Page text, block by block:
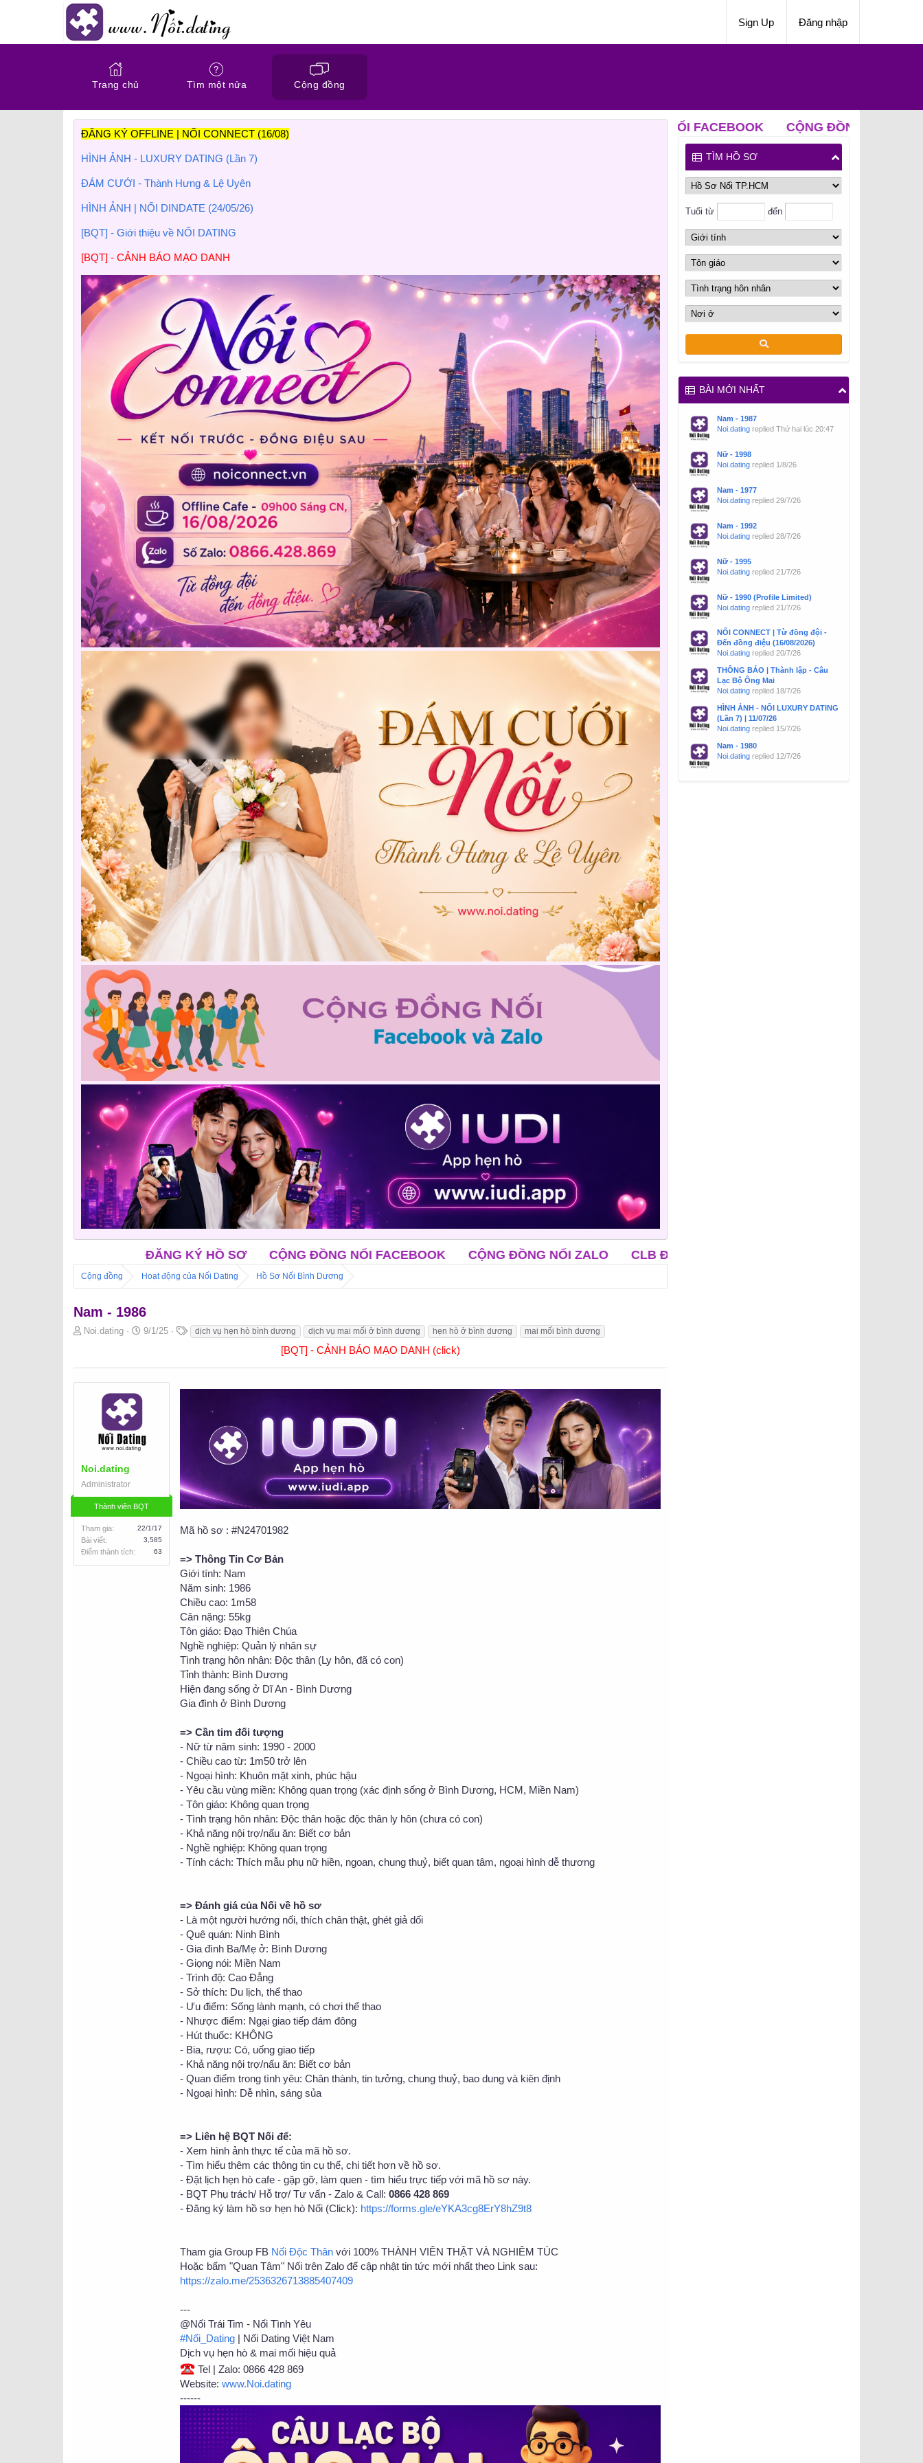
Sign Up Đăng nhập
Trang chủ Tìm một nửa Cộng đồng
ĐĂNG KÝ OFFLINE | NỐI CONNECT (16/08)
HÌNH ẢNH - LUXURY DATING (Lần 7)
ĐÁM CƯỚI - Thành Hưng & Lệ Uyên
HÌNH ẢNH | NỐI DINDATE (24/05/26)
[BQT] - Giới thiệu về NỐI DATING
[BQT] - CẢNH BÁO MẠO DANH
CỘNG ĐỒNG NỐI FACEBOOK CỘNG ĐỒNG NỐI ZALO CLB ĐỘC THÂN TRUNG NIÊN
Cộng đồng Hoạt động của Nối Dating Hồ Sơ Nối Bình Dương
Nam - 1986
B
đ
ầ
Noi.dating
N
y
b
u
9/1/25 dịch vụ hẹn hò bình dương dịch vụ mai mối ở bình dương hẹn hò ở bình dương mai mối bình dương
[BQT] - CẢNH BÁO MẠO DANH (click)
Noi.dating
Administrator
Thành viên BQT
Tham gia 22/1/17
Bài viết 3,585
Điểm thành tích 63
Mã hồ sơ : #N24701982
=> Thông Tin Cơ Bản
Giới tính: Nam
Năm sinh: 1986
Chiều cao: 1m58
Cân nặng: 55kg
Tôn giáo: Đạo Thiên Chúa
Nghề nghiệp: Quản lý nhân sự
Tình trạng hôn nhân: Độc thân (Ly hôn, đã có con)
Tỉnh thành: Bình Dương
Hiện đang sống ở Dĩ An - Bình Dương
Gia đình ở Bình Dương
=> Cần tim đối tượng
- Nữ từ năm sinh: 1990 - 2000
- Chiều cao từ: 1m50 trở lên
- Ngoại hình: Khuôn mặt xinh, phúc hậu
- Yêu cầu vùng miền: Không quan trọng (xác định sống ở Bình Dương, HCM, Miền Nam)
- Tôn giáo: Không quan trọng
- Tình trạng hôn nhân: Độc thân hoặc độc thân ly hôn (chưa có con)
- Khả năng nội trợ/nấu ăn: Biết cơ bản
- Nghề nghiệp: Không quan trọng
- Tính cách: Thích mẫu phụ nữ hiền, ngoan, chung thuỷ, biết quan tâm, ngoại hình dễ thương
=> Đánh giá của Nối về hồ sơ
- Là một người hướng nối, thích chân thật, ghét giả dối
- Quê quán: Ninh Bình
- Gia đình Ba/Mẹ ở: Bình Dương
- Giọng nói: Miền Nam
- Trình độ: Cao Đẳng
- Sở thích: Du lịch, thể thao
- Ưu điểm: Sống lành mạnh, có chơi thể thao
- Nhược điểm: Ngại giao tiếp đám đông
- Hút thuốc: KHÔNG
- Bia, rượu: Có, uống giao tiếp
- Khả năng nội trợ/nấu ăn: Biết cơ bản
- Quan điểm trong tình yêu: Chân thành, tin tưởng, chung thuỷ, bao dung và kiên định
- Ngoại hình: Dễ nhìn, sáng sủa
=> Liên hệ BQT Nối để:
- Xem hình ảnh thực tế của mã hồ sơ.
- Tìm hiểu thêm các thông tin cụ thể, chi tiết hơn về hồ sơ.
- Đặt lịch hẹn hò cafe - gặp gỡ, làm quen - tìm hiểu trực tiếp với mã hồ sơ này.
- BQT Phụ trách/ Hỗ trợ/ Tư vấn - Zalo & Call: 0866 428 869
- Đăng ký làm hồ sơ hẹn hò Nối (Click): https://forms.gle/eYKA3cg8ErY8hZ9t8
Tham gia Group FB Nối Độc Thân với 100% THÀNH VIÊN THẬT VÀ NGHIÊM TÚC
Hoặc bấm "Quan Tâm" Nối trên Zalo để cập nhật tin tức mới nhất theo Link sau:
https://zalo.me/2536326713885407409
---
@Nối Trái Tim - Nối Tình Yêu
#Nối_Dating | Nối Dating Việt Nam
Dịch vụ hẹn hò & mai mối hiệu quả
Tel | Zalo: 0866 428 869
Website: www.Noi.dating
------
CỘNG ĐỒNG NỐI FACEBOOK CỘNG ĐỒNG NỐI ZALO
TÌM HỒ SƠ
Tuổi từ đến
BÀI MỚI NHẤT
Nam - 1987
Noi.dating replied Thứ hai lúc 20:47
Nữ - 1998
Noi.dating replied 1/8/26
Nam - 1977
Noi.dating replied 29/7/26
Nam - 1992
Noi.dating replied 28/7/26
Nữ - 1995
Noi.dating replied 21/7/26
Nữ - 1990 (Profile Limited)
Noi.dating replied 21/7/26
NỐI CONNECT | Từ đồng đội -
Đến đồng điệu (16/08/2026)
Noi.dating replied 20/7/26
THÔNG BÁO | Thành lập - Câu
Lạc Bộ Ông Mai
Noi.dating replied 18/7/26
HÌNH ẢNH - NỐI LUXURY DATING
(Lần 7) | 11/07/26
Noi.dating replied 15/7/26
Nam - 1980
Noi.dating replied 12/7/26